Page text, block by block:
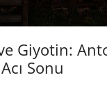
Giyotin:
Sonu